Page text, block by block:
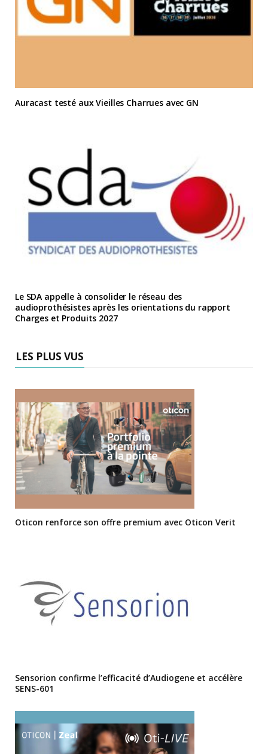
Auracast testé aux Vieilles Charrues avec GN
Le SDA appelle à consolider le réseau des
audioprothésistes après les orientations du rapport
Charges et Produits 2027
LES PLUS VUS
Oticon renforce son offre premium avec Oticon Verit
Sensorion confirme l’efficacité d’Audiogene et accélère
SENS-601